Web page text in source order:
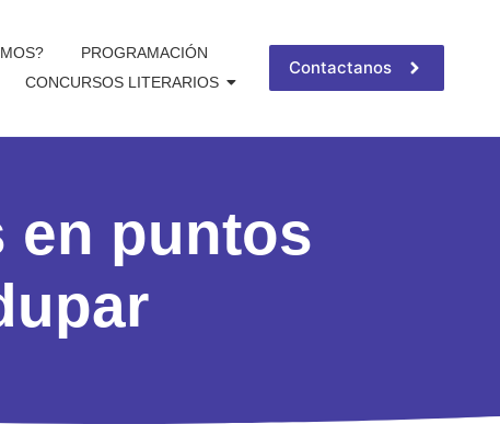
PROGRAMACIÓN
CONCURSOS LITERARIOS
Contactanos
en puntos